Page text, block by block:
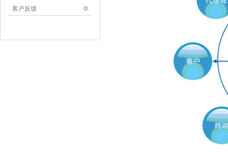
客户反馈